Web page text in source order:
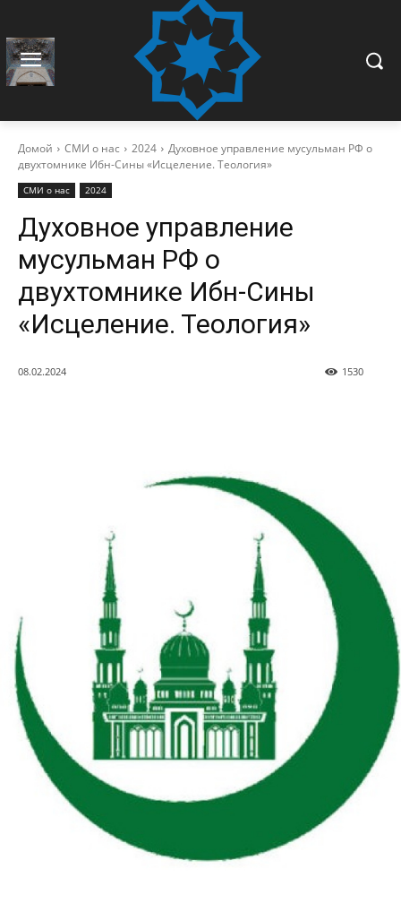
Домой СМИ о нас 2024
Духовное управление мусульман РФ о
двухтомнике Ибн-Сины «Исцеление. Теология»
СМИ о нас 2024
Духовное управление
мусульман РФ о
двухтомнике Ибн-Сины
«Исцеление. Теология»
08.02.2024 1530